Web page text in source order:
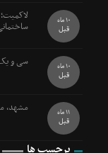
10 ماه
قبل
سی و 10 ماه
قبل
مشهد، 11 ماه
قبل